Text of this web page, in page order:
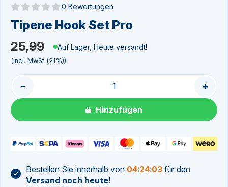
Noch keine Bewertungen
0 Bewertungen
Tipene Hook Set Pro
25,99
Auf Lager, Heute versandt!
(incl. MwSt (21%))
- +
Hinzufügen
Bestellen Sie innerhalb von 04:24:02 für den
Versand noch heute!